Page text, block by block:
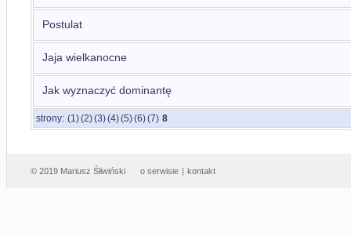
Postulat
Jaja wielkanocne
Jak wyznaczyć dominantę
strony: (1)(2)(3)(4)(5)(6)(7) 8
© 2019 Mariusz Śliwiński o serwisie | kontakt